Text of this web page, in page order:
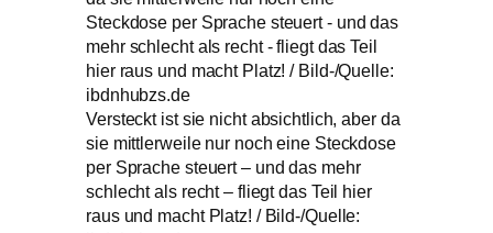
Versteckt ist sie nicht absichtlich, aber da
sie mittlerweile nur noch eine Steckdose
per Sprache steuert – und das mehr
schlecht als recht – fliegt das Teil hier
raus und macht Platz! / Bild-/Quelle: